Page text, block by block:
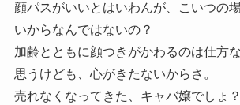
顔パスがいいとはいわんが、こいつの
いからなんではないの？
加齢とともに顔つきがかわるのは仕方
思うけども、心がきたないからさ。
売れなくなってきた、キャバ嬢でしょ